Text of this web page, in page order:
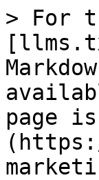
> For
page